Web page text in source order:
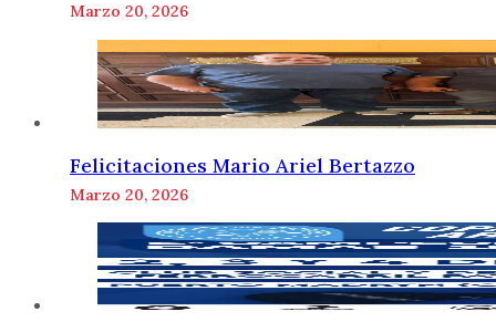
Marzo 20, 2026
Felicitaciones Mario Ariel Bertazzo
Marzo 20, 2026